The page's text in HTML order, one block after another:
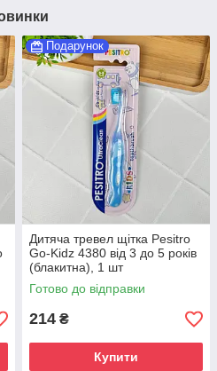
Подарунок
Дитяча тревел щітка Pesitro
Go-Kidz 4380 від 3 до 5 років
(блакитна), 1 шт
Готово до відправки
214 ₴
Купити